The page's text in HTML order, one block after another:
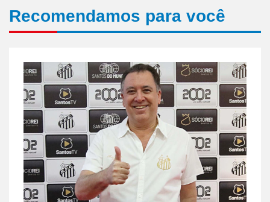
Recomendamos para você